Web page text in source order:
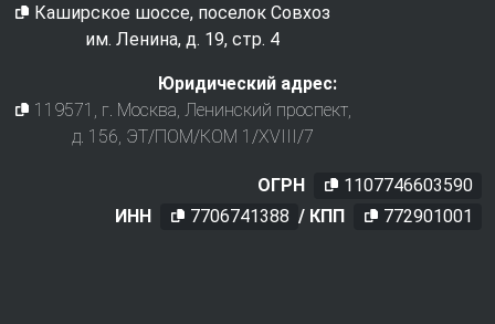
Каширское шоссе, поселок Совхоз
им. Ленина, д. 19, стр. 4
Юридический адрес:
119571 , г. Москва, Ленинский проспект,
д. 156, ЭТ/ПОМ/КОМ 1/XVIII/7
ОГРН
1107746603590
ИНН
7706741388 / КПП 772901001